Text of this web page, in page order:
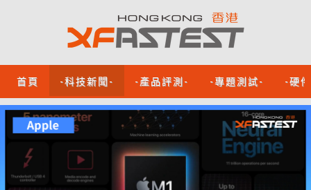
首頁 -科技新聞- -產品評測- -專題測試- -硬